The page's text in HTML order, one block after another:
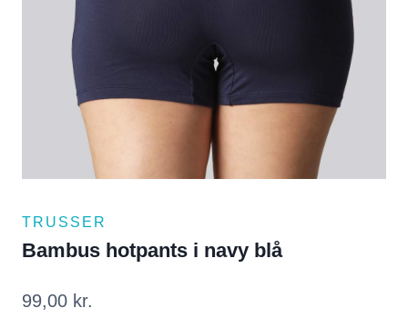
TRUSSER
Bambus hotpants i navy blå
99,00 kr.